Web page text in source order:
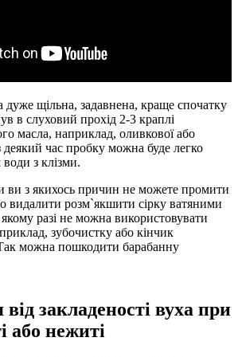
дуже щільна, задавнена, краще спочатку
в слуховий прохід 2-3 краплі
масла, наприклад, оливкової або
час пробку можна буде легко
з клізми.
ви з якихось причин не можете промити
видалити розм`якшити сірку ватяними
разі не можна використовувати
зубочистку або кінчик
можна пошкодити барабанну
закладеності вуха при
або нежиті